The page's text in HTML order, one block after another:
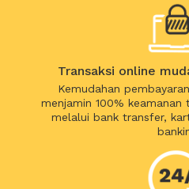
Transaksi online
Kemudahan
menjamin 100% keamanan
melalui bank transfer,